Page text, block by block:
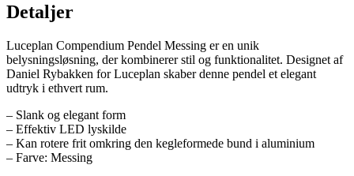
Detaljer
Luceplan Compendium Pendel Messing er en unik
belysningsløsning, der kombinerer stil og funktionalitet. Designet af
Daniel Rybakken for Luceplan skaber denne pendel et elegant
udtryk i ethvert rum.
– Slank og elegant form
– Effektiv LED lyskilde
– Kan rotere frit omkring den kegleformede bund i aluminium
– Farve: Messing